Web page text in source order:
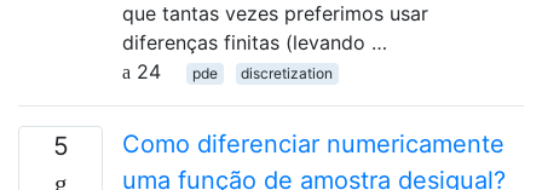
que tantas vezes preferimos usar
diferenças finitas (levando …
24
pde discretization
5
Como diferenciar numericamente
uma função de amostra desigual?